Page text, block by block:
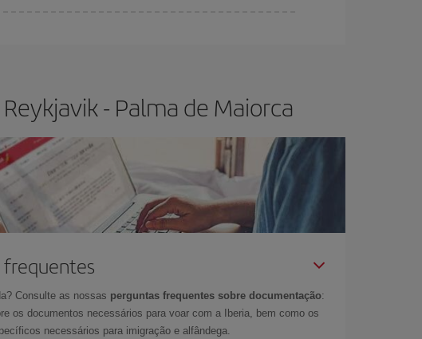
- Palma de Maiorca
frequentes
Consulte as nossas perguntas frequentes sobre documentação:
os documentos necessários para voar com a Iberia, bem como os
necessários para imigração e alfândega.